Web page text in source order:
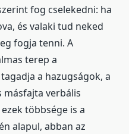
fog cselekedni: ha
és valaki tud neked
fogja tenni. A
terep a
a hazugságok, a
másfajta verbális
többsége is a
alapul, abban az